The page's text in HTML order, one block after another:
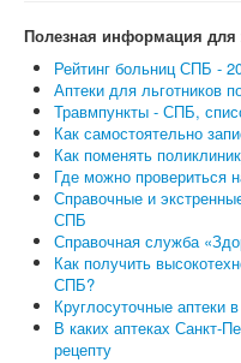
Полезная информация
Рейтинг больниц СПБ -
Аптеки для льготников
Травмпункты - СПБ,
Как самостоятельно
Как поменять
Где можно
Справочные и
СПБ
Справочная служба
Как получить
СПБ?
Круглосуточные аптеки
В каких аптеках Санкт-
рецепту